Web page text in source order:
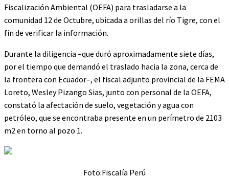
Fiscalización Ambiental (OEFA) para trasladarse a la
comunidad 12 de Octubre, ubicada a orillas del río Tigre, con el
fin de verificar la información.
Durante la diligencia –que duró aproximadamente siete días,
por el tiempo que demandó el traslado hacia la zona, cerca de
la frontera con Ecuador–, el fiscal adjunto provincial de la FEMA
Loreto, Wesley Pizango Sias, junto con personal de la OEFA,
constató la afectación de suelo, vegetación y agua con
petróleo, que se encontraba presente en un perímetro de 2103
m2 en torno al pozo 1.
Foto:Fiscalía Perú